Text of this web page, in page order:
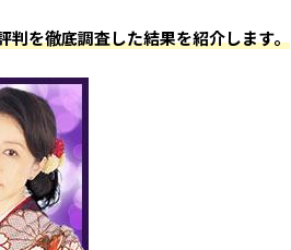
判を徹底調査した結果を紹介します。